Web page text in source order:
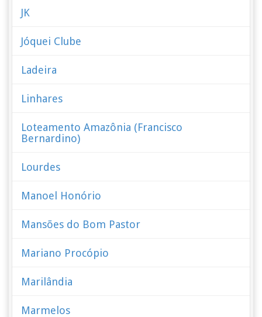
JK
Jóquei Clube
Ladeira
Linhares
Loteamento Amazônia (Francisco
Bernardino)
Lourdes
Manoel Honório
Mansões do Bom Pastor
Mariano Procópio
Marilândia
Marmelos